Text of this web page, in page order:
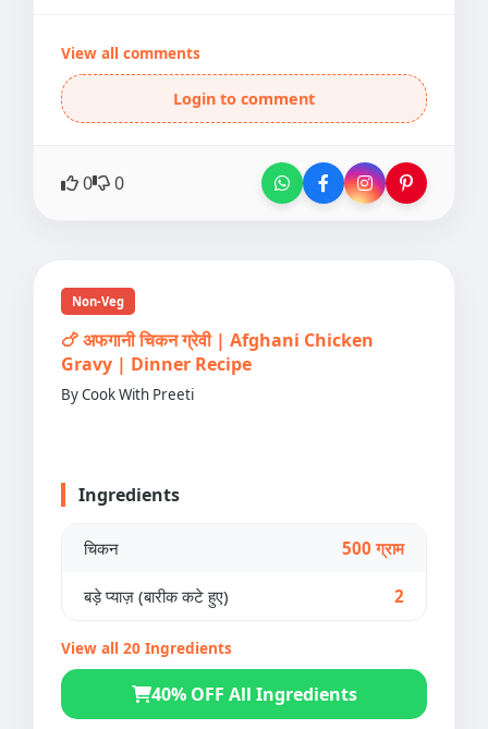
View all comments
Login to comment
0 0
Non-Veg
🍗 अफगानी चिकन ग्रेवी | Afghani Chicken
Gravy | Dinner Recipe
By Cook With Preeti
Ingredients
चिकन 500 ग्राम
बड़े प्याज़ (बारीक कटे हुए) 2
View all 20 Ingredients
40% OFF All Ingredients